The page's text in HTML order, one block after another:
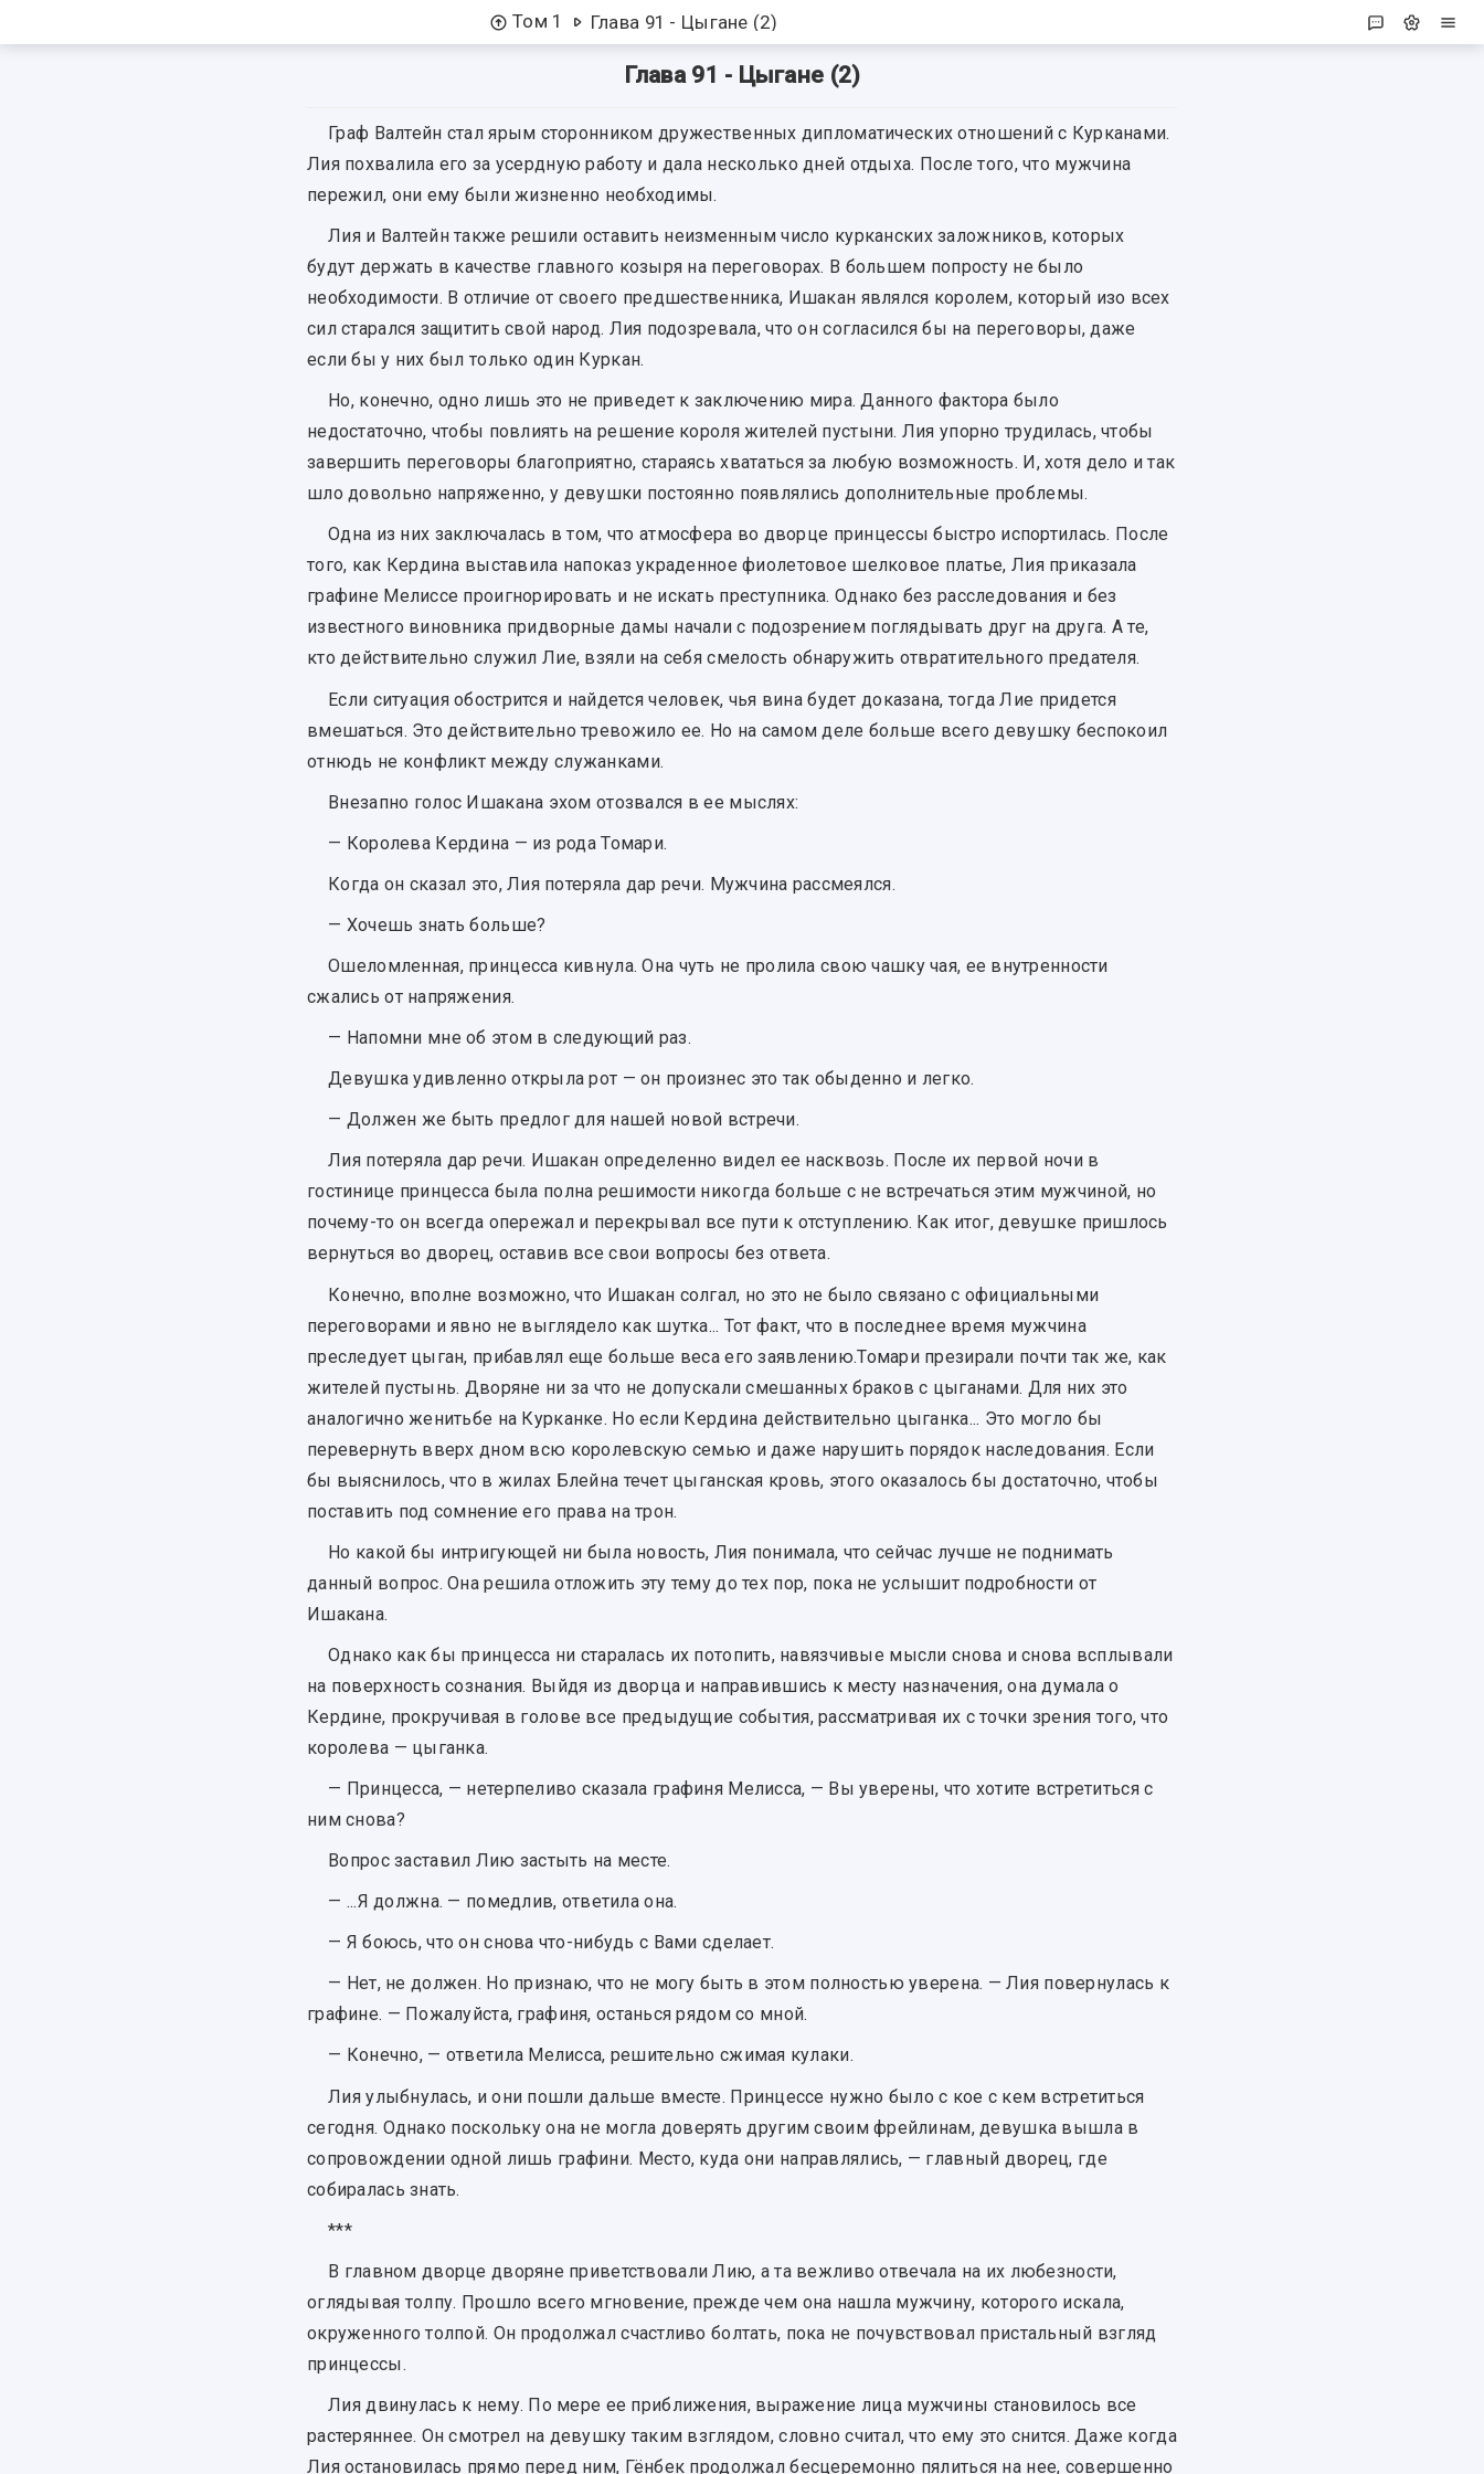
Том 1 Глава 91 - Цыгане (2)
Глава 91 - Цыгане (2)
Граф Валтейн стал ярым сторонником дружественных дипломатических отношений с Курканами.
Лия похвалила его за усердную работу и дала несколько дней отдыха. После того, что мужчина
пережил, они ему были жизненно необходимы.
Лия и Валтейн также решили оставить неизменным число курканских заложников, которых
будут держать в качестве главного козыря на переговорах. В большем попросту не было
необходимости. В отличие от своего предшественника, Ишакан являлся королем, который изо всех
сил старался защитить свой народ. Лия подозревала, что он согласился бы на переговоры, даже
если бы у них был только один Куркан.
Но, конечно, одно лишь это не приведет к заключению мира. Данного фактора было
недостаточно, чтобы повлиять на решение короля жителей пустыни. Лия упорно трудилась, чтобы
завершить переговоры благоприятно, стараясь хвататься за любую возможность. И, хотя дело и так
шло довольно напряженно, у девушки постоянно появлялись дополнительные проблемы.
Одна из них заключалась в том, что атмосфера во дворце принцессы быстро испортилась. После
того, как Кердина выставила напоказ украденное фиолетовое шелковое платье, Лия приказала
графине Мелиссе проигнорировать и не искать преступника. Однако без расследования и без
известного виновника придворные дамы начали с подозрением поглядывать друг на друга. А те,
кто действительно служил Лие, взяли на себя смелость обнаружить отвратительного предателя.
Если ситуация обострится и найдется человек, чья вина будет доказана, тогда Лие придется
вмешаться. Это действительно тревожило ее. Но на самом деле больше всего девушку беспокоил
отнюдь не конфликт между служанками.
Внезапно голос Ишакана эхом отозвался в ее мыслях:
— Королева Кердина — из рода Томари.
Когда он сказал это, Лия потеряла дар речи. Мужчина рассмеялся.
— Хочешь знать больше?
Ошеломленная, принцесса кивнула. Она чуть не пролила свою чашку чая, ее внутренности
сжались от напряжения.
— Напомни мне об этом в следующий раз.
Девушка удивленно открыла рот — он произнес это так обыденно и легко.
— Должен же быть предлог для нашей новой встречи.
Лия потеряла дар речи. Ишакан определенно видел ее насквозь. После их первой ночи в
гостинице принцесса была полна решимости никогда больше с не встречаться этим мужчиной, но
почему-то он всегда опережал и перекрывал все пути к отступлению. Как итог, девушке пришлось
вернуться во дворец, оставив все свои вопросы без ответа.
Конечно, вполне возможно, что Ишакан солгал, но это не было связано с официальными
переговорами и явно не выглядело как шутка... Тот факт, что в последнее время мужчина
преследует цыган, прибавлял еще больше веса его заявлению.Томари презирали почти так же, как
жителей пустынь. Дворяне ни за что не допускали смешанных браков с цыганами. Для них это
аналогично женитьбе на Курканке. Но если Кердина действительно цыганка... Это могло бы
перевернуть вверх дном всю королевскую семью и даже нарушить порядок наследования. Если
бы выяснилось, что в жилах Блейна течет цыганская кровь, этого оказалось бы достаточно, чтобы
поставить под сомнение его права на трон.
Но какой бы интригующей ни была новость, Лия понимала, что сейчас лучше не поднимать
данный вопрос. Она решила отложить эту тему до тех пор, пока не услышит подробности от
Ишакана.
Однако как бы принцесса ни старалась их потопить, навязчивые мысли снова и снова всплывали
на поверхность сознания. Выйдя из дворца и направившись к месту назначения, она думала о
Кердине, прокручивая в голове все предыдущие события, рассматривая их с точки зрения того, что
королева — цыганка.
— Принцесса, — нетерпеливо сказала графиня Мелисса, — Вы уверены, что хотите встретиться с
ним снова?
Вопрос заставил Лию застыть на месте.
— ...Я должна. — помедлив, ответила она.
— Я боюсь, что он снова что-нибудь с Вами сделает.
— Нет, не должен. Но признаю, что не могу быть в этом полностью уверена. — Лия повернулась к
графине. — Пожалуйста, графиня, останься рядом со мной.
— Конечно, — ответила Мелисса, решительно сжимая кулаки.
Лия улыбнулась, и они пошли дальше вместе. Принцессе нужно было с кое с кем встретиться
сегодня. Однако поскольку она не могла доверять другим своим фрейлинам, девушка вышла в
сопровождении одной лишь графини. Место, куда они направлялись, — главный дворец, где
собиралась знать.
***
В главном дворце дворяне приветствовали Лию, а та вежливо отвечала на их любезности,
оглядывая толпу. Прошло всего мгновение, прежде чем она нашла мужчину, которого искала,
окруженного толпой. Он продолжал счастливо болтать, пока не почувствовал пристальный взгляд
принцессы.
Лия двинулась к нему. По мере ее приближения, выражение лица мужчины становилось все
растеряннее. Он смотрел на девушку таким взглядом, словно считал, что ему это снится. Даже когда
Лия остановилась прямо перед ним, Гёнбек продолжал бесцеремонно пялиться на нее, совершенно